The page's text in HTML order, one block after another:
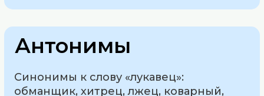
Антонимы
Синонимы к слову «лукавец»:
обманщик, хитрец, лжец, коварный,